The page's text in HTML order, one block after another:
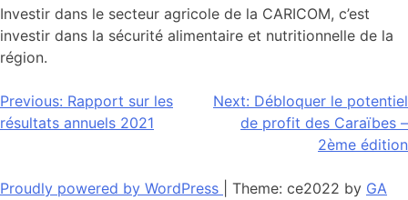
Investir dans le secteur agricole de la CARICOM, c’est
investir dans la sécurité alimentaire et nutritionnelle de la
région.
Navigation
de
Previous: Rapport sur les
résultats annuels 2021
Next: Débloquer le potentiel
de profit des Caraïbes –
2ème édition
Proudly powered by WordPress Theme: ce2022 by GA